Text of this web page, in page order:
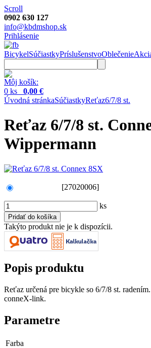
Scroll
0902 630 127
info@kbdmshop.sk
Prihlásenie
BicykelSúčiastkyPríslušenstvoOblečenie
Môj košík:
0 ks 0,00 €
Úvodná stránkaSúčiastkyReťaz6/7/8 st.
Reťaz 6/7/8 st.
Wippermann
[27020006]
ks
Takýto produkt nie je k dispozícii.
Popis produktu
Reťaz určená pre bicykle so 6/7/8 st.
conneX-link.
Parametre
Farba